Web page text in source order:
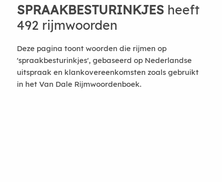
SPRAAKBESTURINKJESheeft
492 rijmwoorden
Deze pagina toont woorden die rijmen op
'spraakbesturinkjes', gebaseerd op Nederlandse
uitspraak en klankovereenkomsten zoals gebruikt
in het Van Dale Rijmwoordenboek.